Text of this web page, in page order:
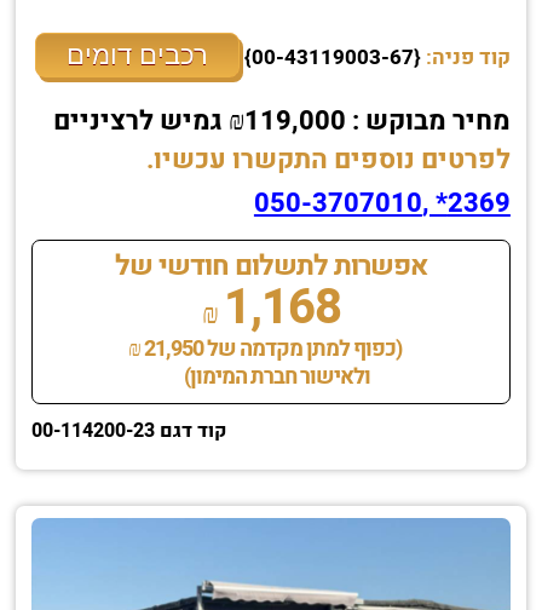
קוד פניה:{00-43119003-67} רכבים דומים
מחיר מבוקש : ₪119,000 גמיש לרציניים
לפרטים נוספים התקשרו עכשיו.
2369* ,050-3707010
אפשרות לתשלום חודשי של
1,168
₪
(כפוף למתן מקדמה של 21,950 ₪
ולאישור חברת המימון)
קוד דגם 00-114200-23